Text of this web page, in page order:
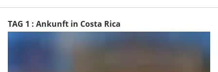
TAG 1 : Ankunft in Costa Rica